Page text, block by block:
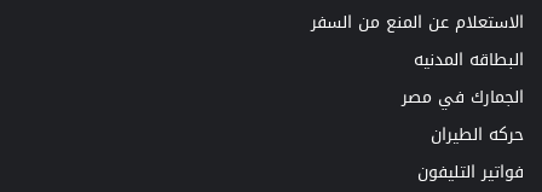
الاستعلام عن المنع من السفر
البطاقه المدنيه
الجمارك في مصر
حركه الطيران
فواتير التليفون